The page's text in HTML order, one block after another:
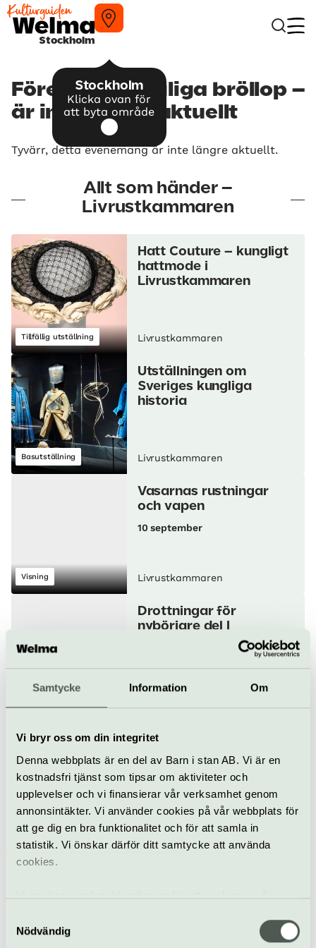
Samtycke Information Om
Vi bryr oss om din integritet
Denna webbplats är en del av Barn i stan AB. Vi är en
kostnadsfri tjänst som tipsar om aktiviteter och
upplevelser och vi finansierar vår verksamhet genom
annonsintäkter. Vi använder cookies på vår webbplats för
att ge dig en bra funktionalitet och för att samla in
statistik. Vi önskar därför ditt samtycke att använda
cookies.
Vi använder enhetsidentifierare för att analysera vår
samt tillhandahålla funktioner för sociala medier. Vi
Nödvändig
Stockholm
Stockholm
Klicka ovan för
att byta område
Föredrag Kungliga bröllop –
är inte längre aktuellt
Tyvärr, detta evenemang är inte längre aktuellt.
Allt som händer –
Livrustkammaren
Tillfällig utställning
Hatt Couture – kungligt
hattmode i
Livrustkammaren
Livrustkammaren
Basutställning
Utställningen om
Sveriges kungliga
historia
Livrustkammaren
Visning
Vasarnas rustningar
och vapen
10 september
Livrustkammaren
Drottningar för
nybörjare del I
Matevenemang
Visning
Afternoon tea – Hatt
Couture
27 september
Livrustkammaren
Föredrag
Drottningar för